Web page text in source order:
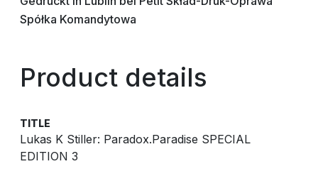
Spółka Komandytowa
Product details
TITLE
Lukas K Stiller: Paradox.Paradise SPECIAL
EDITION 3